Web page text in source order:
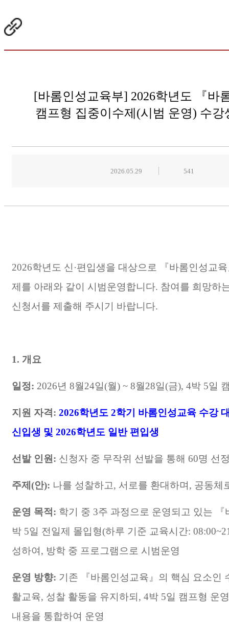
[바롬인성교육부] 2026학년도 『바
캠프형 집중이수제(시범 운영) 수강
2026.05.29 541
2026학년도 신 ·편입생을 대상으로 『바롬인성교육
제를 아래와 같이 시범운영합니다. 참여를 희망하
신청서를 제출해 주시기 바랍니다.
1. 개요
일정: 2026년 8월24일(월) ~ 8월28일(금), 4박 5일
지원 자격 : 2026학년도 2학기 바롬인성교육 수강
신입생 및 2026학년도 일반 편입생
선발 인원 : 신청자 중 무작위 선발을 통해 60명 선
주제 (안): 나를 성찰하고, 서로를 환대하며 , 공동체
운영 목적 : 학기 중 3주 과정으로 운영되고 있는 『
박 5일 전일제 몰입형(하루 기준 교육시간:
성하여 , 방학 중 프로그램으로 시범운영
운영 방향: 기존 『바롬인성교육 』 의 핵심 요소인
활교육, 성찰 활동을 유지하되 , 4박 5일 캠프형 운
내용을 통합하여 운영